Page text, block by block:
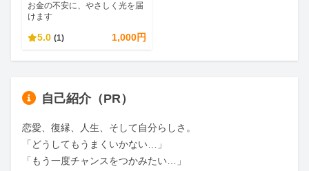
お金の不安に、やさしく光を届
けます
5.0 (1) 1,000円
自己紹介（PR）
恋愛、復縁、人生、そして自分らしさ。
「どうしてもうまくいかない…」
「もう一度チャンスをつかみたい…」